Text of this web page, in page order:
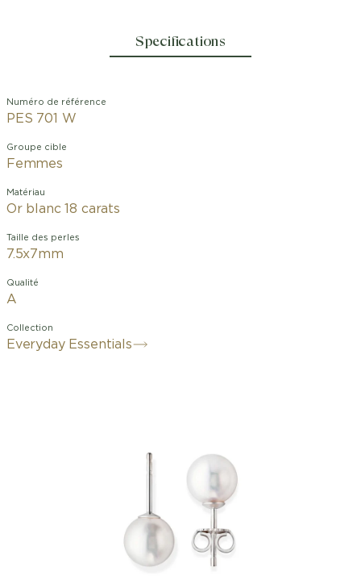
Specifications
Numéro de référence
PES 701 W
Groupe cible
Femmes
Matériau
Or blanc 18 carats
Taille des perles
7.5x7mm
Qualité
A
Collection
Everyday Essentials